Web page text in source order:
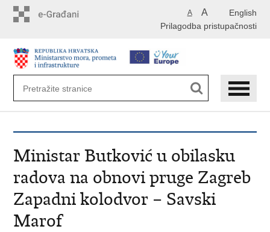
English
A A
Prilagodba pristupačnosti
Ministar Butković u obilasku
radova na obnovi pruge Zagreb
Zapadni kolodvor – Savski
Marof